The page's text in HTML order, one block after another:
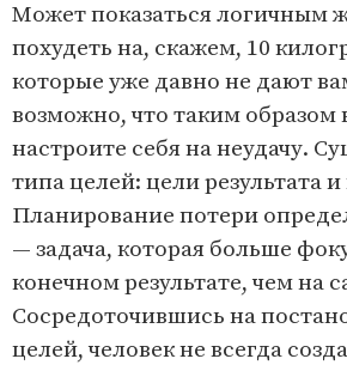
Может показаться логичным
похудеть на, скажем, 10
которые уже давно не дают
возможно, что таким образом
настроите себя на неудачу.
типа целей: цели результата
Планирование потери
— задача, которая больше
конечном результате, чем на
Сосредоточившись на
целей, человек не всегда